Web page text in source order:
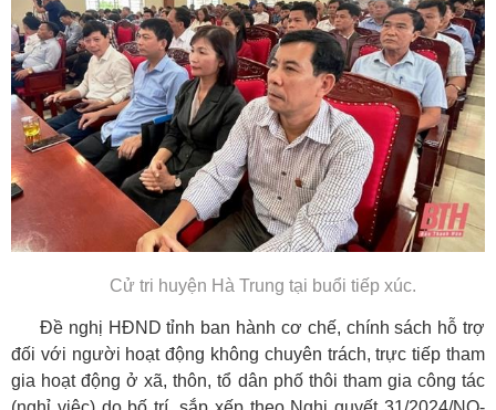
Cử tri huyện Hà Trung tại buổi tiếp xúc.
Đề nghị HĐND tỉnh ban hành cơ chế, chính sách hỗ trợ
đối với người hoạt động không chuyên trách, trực tiếp tham
gia hoạt động ở xã, thôn, tổ dân phố thôi tham gia công tác